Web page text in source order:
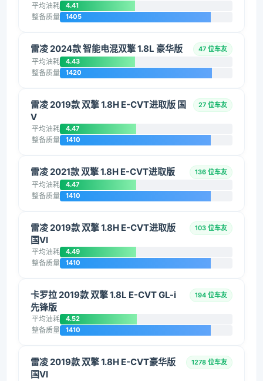
平均油耗 4.41
整备质量 1405
雷凌 2024款 智能电混双擎 1.8L 豪华版 47 位车友
平均油耗 4.43
整备质量 1420
雷凌 2019款 双擎 1.8H E-CVT进取版 国
V
27 位车友
平均油耗 4.47
整备质量 1410
雷凌 2021款 双擎 1.8H E-CVT进取版 136 位车友
平均油耗 4.47
整备质量 1410
雷凌 2019款 双擎 1.8H E-CVT进取版
国VI
103 位车友
平均油耗 4.49
整备质量 1410
卡罗拉 2019款 双擎 1.8L E-CVT GL-i
先锋版
194 位车友
平均油耗 4.52
整备质量 1410
雷凌 2019款 双擎 1.8H E-CVT豪华版
国VI
1278 位车友